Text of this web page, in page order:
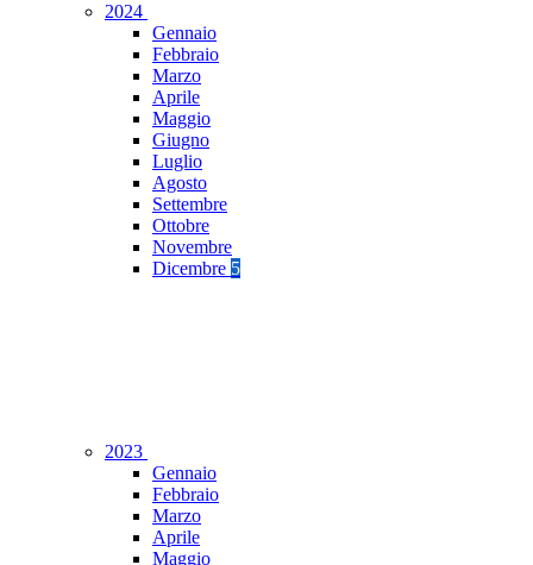
2024
Gennaio
Febbraio
Marzo
Aprile
Maggio
Giugno
Luglio
Agosto
Settembre
Ottobre
Novembre
Dicembre 5
2023
Gennaio
Febbraio
Marzo
Aprile
Maggio